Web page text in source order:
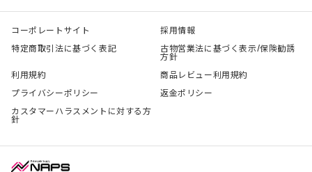
コーポレートサイト
採用情報
特定商取引法に基づく表記
古物営業法に基づく表示/保険勧誘
方針
利用規約
商品レビュー利用規約
プライバシーポリシー
返金ポリシー
カスタマーハラスメントに対する方
針